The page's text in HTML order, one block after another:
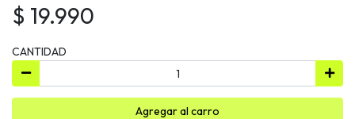
$ 19.990
CANTIDAD
Agregar al carro